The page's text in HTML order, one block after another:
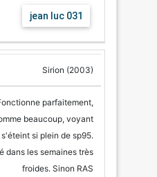
jean luc 031
Sirion (2003)
parfaitement,
beaucoup, voyant
si plein de sp95.
dans les semaines très
froides. Sinon RAS